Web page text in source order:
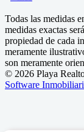
Todas las medidas
medidas exactas
propiedad de cada
meramente
son meramente
© 2026 Playa
Software